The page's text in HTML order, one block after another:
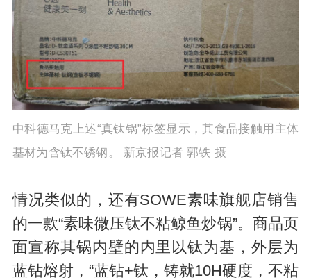
中科德马克上述“真钛锅”标签显示，其食品接触用主体
基材为含钛不锈钢。 新京报记者 郭铁 摄
情况类似的，还有SOWE素味旗舰店销售
的一款“素味微压钛不粘鲸鱼炒锅”。商品页
面宣称其锅内壁的内里以钛为基，外层为
蓝钻熔射，“蓝钻+钛，铸就10H硬度，不粘